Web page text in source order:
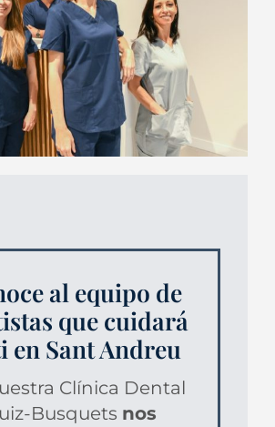
al equipo de
que cuidará
en Sant Andreu
Clínica Dental
Busquets nos